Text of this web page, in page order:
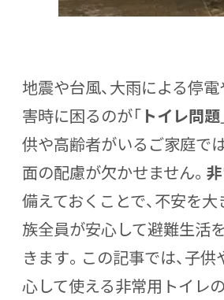
地震や台風、大雨による停電
害時に困るのが「 トイレ問題
供や高齢者がいるご家庭で
面の配慮が欠かせません。
備えておくことで、不安を大
族全員が安心して避難生活
きます。この記事では、子
心して使える非常用トイレ